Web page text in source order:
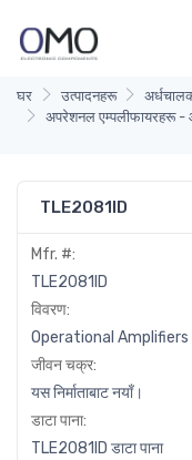
घर उत्पादनहरू
अपरेशनल एम्पलीफायरहरू -
TLE2081ID
Mfr. #:
TLE2081ID
विवरण:
Operational Amplifiers
जीवन चक्र:
यस निर्माताबाट नयाँ।
डाटा पाना:
TLE2081ID डाटा पाना